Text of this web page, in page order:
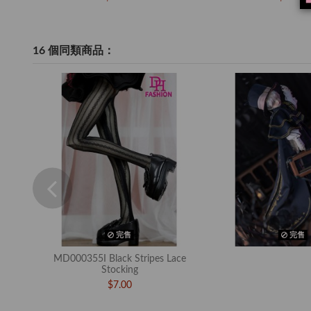
16 個同類商品：
完售
MD000355I Black Stripes Lace
Stocking
$7.00
完售